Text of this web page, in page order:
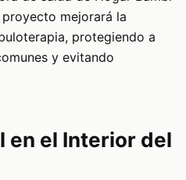
mejorará la
protegiendo a
y evitando
en el Interior del